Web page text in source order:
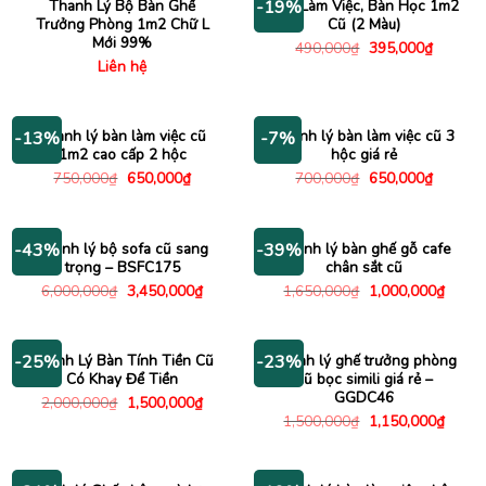
Thanh Lý Bộ Bàn Ghế
Trưởng Phòng 1m2 Chữ L
Mới 99%
Liên hệ
-19%
Bàn Làm Việc, Bàn Học 1m2
Cũ (2 Màu)
490,000₫ Giá
395,000₫Giá
hiện
-13%Thanh lý bàn làm việc cũ
1m2 cao cấp 2 hộc
750,000₫ Giá
650,000₫Giá
hiện
650,000₫.
-7%
Thanh lý bàn làm việc cũ 3
hộc giá rẻ
700,000₫ Giá
650,000₫Giá
hiện
-43%Thanh lý bộ sofa cũ sang
trọng – BSFC175
6,000,000₫ Giá
gốc
3,450,000₫Giá
hiện
3,450,000₫.
-39%Thanh lý bàn ghế gỗ cafe
chân sắt cũ
1,650,000₫ Giá
gốc
1,000,000₫Giá
hiện
-25%
Thanh Lý Bàn Tính Tiền Cũ
Có Khay Để Tiền
2,000,000₫ Giá
gốc
1,500,000₫Giá
hiện
-23%
Thanh lý ghế trưởng phòng
cũ bọc simili giá rẻ –
GGDC46
1,500,000₫ Giá
gốc
1,150,000₫Giá
hiện